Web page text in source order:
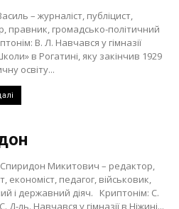
– журналіст, публіцист,
правник, громадсько-політичний
В. Л. Навчався у гімназії
в Рогатині, яку закінчив 1929
освіту...
Микитович – редактор,
економіст, педагог, військовик,
і державний діяч. Криптонім: С.
Д-ль. Навчався у гімназії в Ніжині...